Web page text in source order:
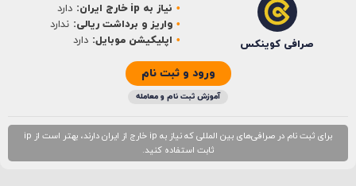
صرافی کوینکس
نیاز به ip خارج ایران:
دارد
واریز و برداشت ریالی: ندارد
اپلیکیشن موبایل: دارد
ورود و ثبت نام
آموزش ثبت نام و معامله
برای ثبت نام در صرافی‌های بین المللی که نیاز به ip خارج از ایران دارند، بهتر است از ip
ثابت استفاده کنید.